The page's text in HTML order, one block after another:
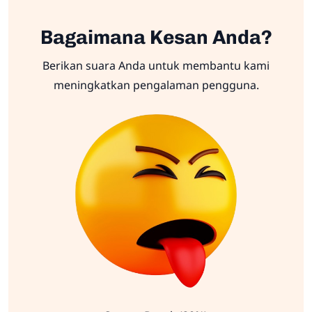
Bagaimana Kesan Anda?
Berikan suara Anda untuk membantu kami
meningkatkan pengalaman pengguna.